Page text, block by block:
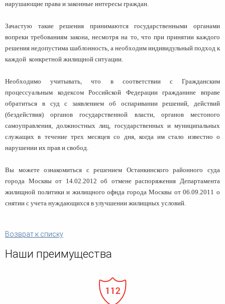
Видео ММКА
Миграционное право
Оспаривание сделок
Для юридических лиц
Споры по строительному
Таможенный адвокат
Уголовные споры
Урегулирование споров в
человека (Страсбург)
Конституционный Суд РФ
нарушающие права и законные интересы граждан.
Зачастую такие решения принимаются государственными органами
вопреки требованиям закона, несмотря на то, что при принятии каждого
решения недопустима шаблонность, а необходим индивидульный подход к
каждой конкретной жилищной ситуации.
Необходимо учитывать, что в соответствии с Гражданским
процессуальным кодексом Российской Федерации гражданине вправе
обратиться в суд с заявлением об оспаривании решений, действий
(бездействия) органов государственной власти, органов местоного
самоуправления, должностных лиц, государственных и муниципальных
служащих в течение трех месяцев со дня, когда им стало известно о
нарушении их прав и свобод.
Вы можете ознакомиться с решением Останкинского районного суда
города Москвы от 14.02.2012 об отмене распоряжения Департамента
жилищной политики и жилищного офнда города Москвы от 06.09.2011 о
снятии с учета нуждающихся в улучшении жилищных условий.
Возврат к списку
Наши преимущества